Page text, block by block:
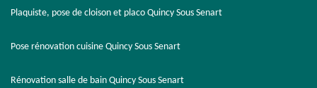
Plaquiste, pose de cloison et placo Quincy Sous Senart
Pose rénovation cuisine Quincy Sous Senart
Rénovation salle de bain Quincy Sous Senart